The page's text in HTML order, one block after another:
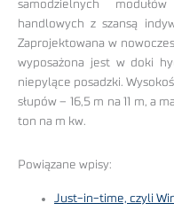
samodzielnych
handlowych z szansą
Zaprojektowana w
wyposażona jest w doki
niepylące posadzki.
słupów – 16,5 m na 11 m, a
ton na m kw.
Powiązane wpisy:
Just-in-time, czyli